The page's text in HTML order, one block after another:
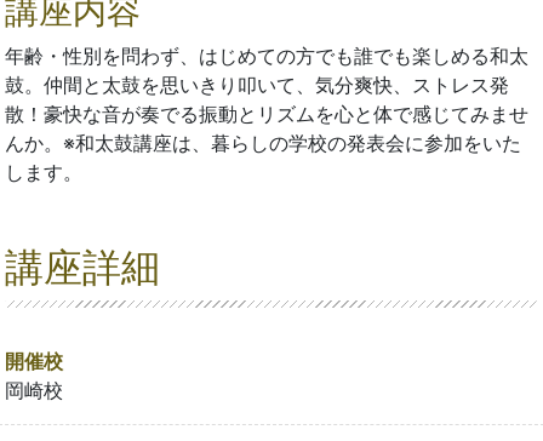
講座内容
年齢・性別を問わず、はじめての方でも誰でも楽しめる和太
鼓。仲間と太鼓を思いきり叩いて、気分爽快、ストレス発
散！豪快な音が奏でる振動とリズムを心と体で感じてみませ
んか。※和太鼓講座は、暮らしの学校の発表会に参加をいた
します。
講座詳細
開催校
岡崎校